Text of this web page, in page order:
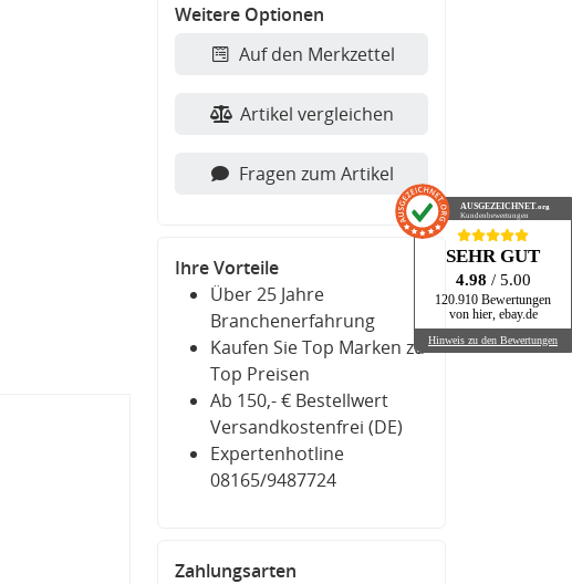
Weitere Optionen
Auf den Merkzettel
Artikel vergleichen
Fragen zum Artikel
Ihre Vorteile
Über 25 Jahre
Branchenerfahrung
Kaufen Sie Top Marken zu
Top Preisen
Ab 150,- € Bestellwert
Versandkostenfrei (DE)
Expertenhotline
08165/9487724
Zahlungsarten
AUSGEZEICHNET.org
Kundenbewertungen
SEHR GUT
4.98 / 5.00
120.910 Bewertungen
von hier, ebay.de
Hinweis zu den Bewertungen